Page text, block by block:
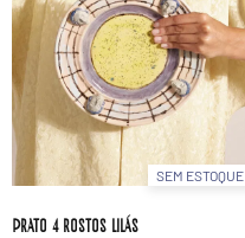
SEM ESTOQUE
Prato 4 rostos lilás